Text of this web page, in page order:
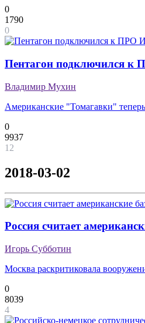
0
1790
0
Пентагон подключился к
Владимир Мухин
Американские "Томагавки"
0
9937
12
2018-03-02
Россия считает
Игорь Субботин
Москва раскритиковала
0
8039
4